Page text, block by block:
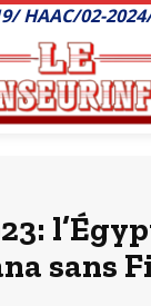
HAAC/02-
sans